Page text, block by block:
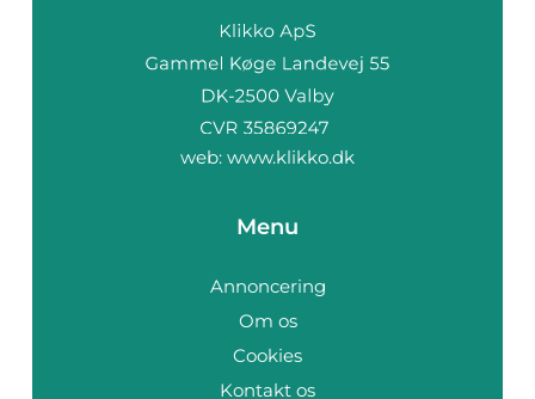
web: www.klikko.dk
Menu
Annoncering
Om os
Cookies
Kontakt os